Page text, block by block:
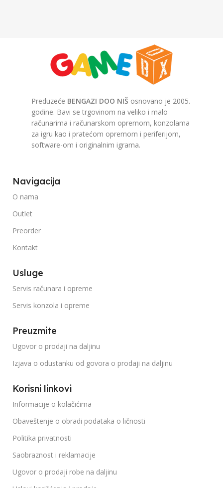
Preduzeće BENGAZI DOO NIŠ osnovano je 2005.
godine. Bavi se trgovinom na veliko i malo
računarima i računarskom opremom, konzolama
za igru kao i pratećom opremom i periferijom,
software-om i originalnim igrama.
Navigacija
O nama
Outlet
Preorder
Kontakt
Usluge
Servis računara i opreme
Servis konzola i opreme
Preuzmite
Ugovor o prodaji na daljinu
Izjava o odustanku od govora o prodaji na daljinu
Korisni linkovi
Informacije o kolačićima
Obaveštenje o obradi podataka o ličnosti
Politika privatnosti
Saobraznost i reklamacije
Ugovor o prodaji robe na daljinu